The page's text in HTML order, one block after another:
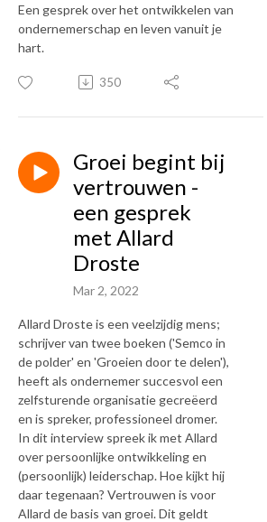
Een gesprek over het ontwikkelen van
ondernemerschap en leven vanuit je
hart.
350
Groei begint bij
vertrouwen -
een gesprek
met Allard
Droste
Mar 2, 2022
Allard Droste is een veelzijdig mens;
schrijver van twee boeken ('Semco in
de polder' en 'Groeien door te delen'),
heeft als ondernemer succesvol een
zelfsturende organisatie gecreëerd
en is spreker, professioneel dromer.
In dit interview spreek ik met Allard
over persoonlijke ontwikkeling en
(persoonlijk) leiderschap. Hoe kijkt hij
daar tegenaan? Vertrouwen is voor
Allard de basis van groei. Dit geldt